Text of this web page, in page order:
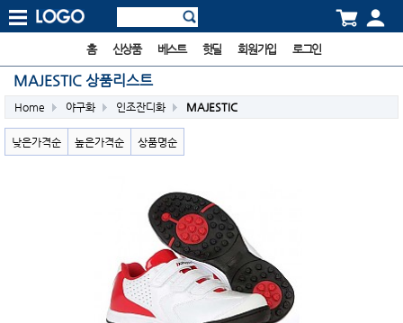
홈 신상품 베스트 핫딜 회원가입 로그인
MAJESTIC 상품리스트
Home 야구화 인조잔디화 MAJESTIC
낮은가격순 높은가격순 상품명순